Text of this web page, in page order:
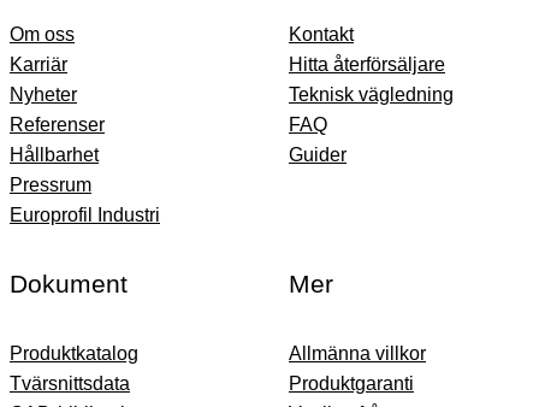
Om oss
Karriär
Nyheter
Referenser
Hållbarhet
Pressrum
Europrofil Industri
Kontakt
Hitta återförsäljare
Teknisk vägledning
FAQ
Guider
Dokument
Produktkatalog
Tvärsnittsdata
Mer
Allmänna villkor
Produktgaranti